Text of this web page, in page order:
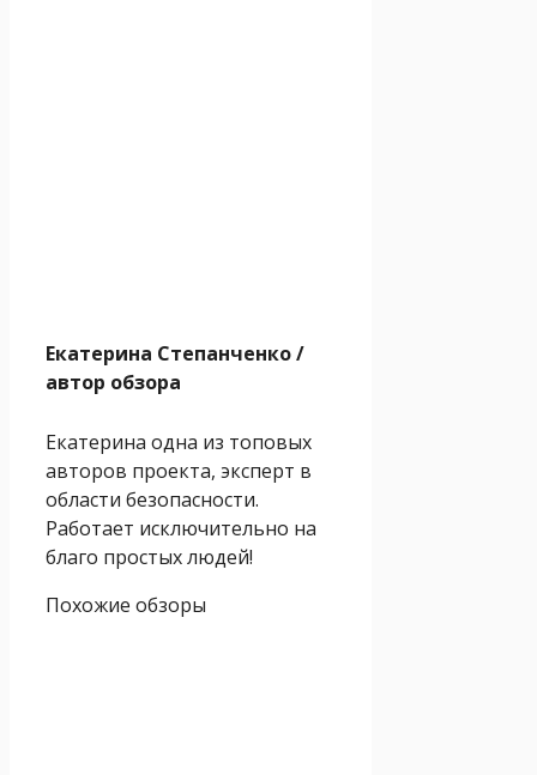
Екатерина Степанченко/
автор обзора
Екатерина одна из топовых
авторов проекта, эксперт в
области безопасности.
Работает исключительно на
благо простых людей!
Похожие обзоры